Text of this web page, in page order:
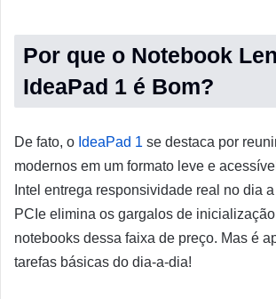
Por que o Notebook
IdeaPad 1 é Bom?
De fato, o IdeaPad 1 se destaca por
modernos em um formato leve e
Intel entrega responsividade real no dia
PCIe elimina os gargalos de
notebooks dessa faixa de preço. Mas é
tarefas básicas do dia-a-dia!